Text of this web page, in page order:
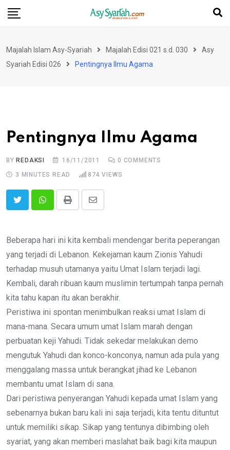
Skip
Majalah Islam Asy-Syariah Majalah Edisi 021 s.d. 030
Asy
Syariah Edisi 026
Pentingnya Ilmu Agama
Pentingnya Ilmu Agama
BYREDAKSI 16/11/2011 0 COMMENTS
3 MINUTES READ
874 VIEWS
Print
Share
Email
Beberapa hari ini kita kembali mendengar berita peperangan
yang terjadi di Lebanon. Kekejaman kaum Zionis Yahudi
terhadap musuh utamanya yaitu Umat Islam terjadi lagi.
Kembali, darah ribuan kaum muslimin tertumpah tanpa pernah
kita tahu kapan itu akan berakhir.
Peristiwa ini spontan menimbulkan reaksi umat Islam di
mana-mana. Secara umum umat Islam marah dengan
perbuatan keji Yahudi. Tidak sekedar melakukan demo
mengutuk Yahudi dan konco-konconya, namun ada pula yang
menggalang massa untuk berangkat jihad ke Lebanon
membantu umat Islam di sana.
Dari peristiwa penyerangan Yahudi kepada umat Islam yang
sebenarnya bukan baru kali ini saja terjadi, kita tentu dituntut
untuk memiliki sikap. Sikap yang tentunya dibimbing oleh
syariat, yang akan memberi maslahat baik bagi kita maupun